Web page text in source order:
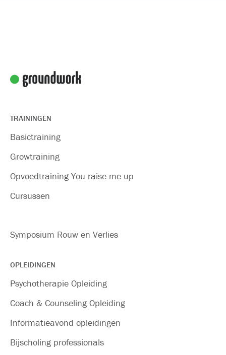
TRAININGEN
Basictraining
Growtraining
Opvoedtraining You raise me up
Cursussen
Symposium Rouw en Verlies
OPLEIDINGEN
Psychotherapie Opleiding
Coach & Counseling Opleiding
Informatieavond opleidingen
Bijscholing professionals